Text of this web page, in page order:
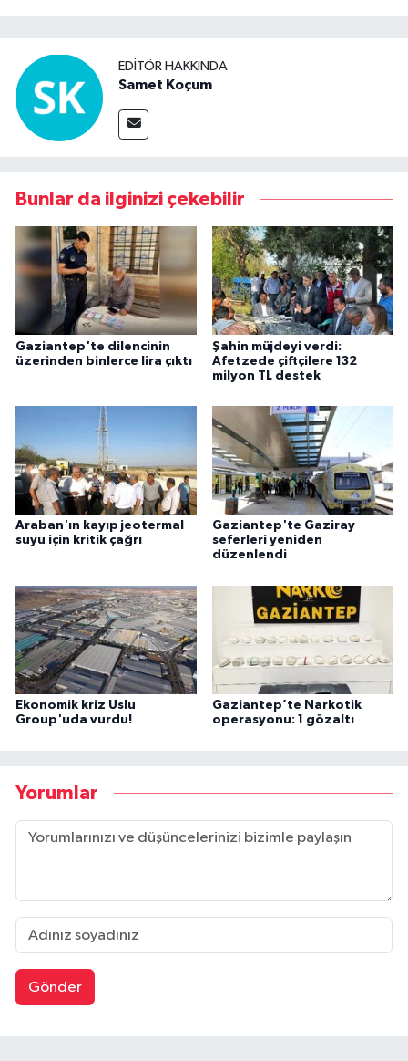
EDITÖR HAKKINDA
Samet Koçum
Bunlar da ilginizi çekebilir
Gaziantep'te dilencinin
üzerinden binlerce lira çıktı
Şahin müjdeyi verdi:
Afetzede çiftçilere 132
milyon TL destek
Araban'ın kayıp jeotermal
suyu için kritik çağrı
Gaziantep'te Gaziray
seferleri yeniden
düzenlendi
Ekonomik kriz Uslu
Group'uda vurdu!
Gaziantep’te Narkotik
operasyonu: 1 gözaltı
Yorumlar
Gönder